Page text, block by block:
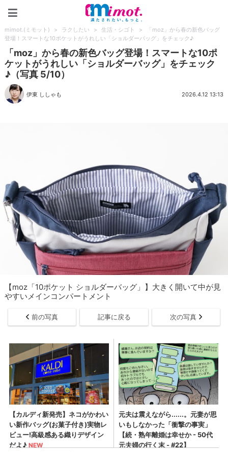
mimot.(ミモット) > ラクしたい > 生活・シゴト >
「moz」から春の新色バッグ
登場！スマートな10ポケットがうれしい「ショルダーバッグ」をチェック♪
「moz」から春の新色バッグ登場！スマートな10ポ
ケットがうれしい「ショルダーバッグ」をチェック
♪（写真 5/10）
伊東 ししゃも 2026.4.12 13:13
【moz「10ポケット ショルダーバッグ」】大きく開いて中が見
やすいメインコンパートメント
前の写真 記事に戻る 次の写真